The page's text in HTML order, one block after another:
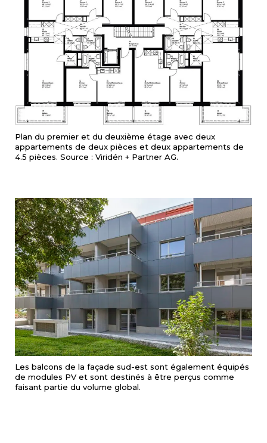
Plan du premier et du deuxième étage avec deux
appartements de deux pièces et deux appartements de
4.5 pièces. Source : Viridén + Partner AG.
Les balcons de la façade sud-est sont également équipés
de modules PV et sont destinés à être perçus comme
faisant partie du volume global.